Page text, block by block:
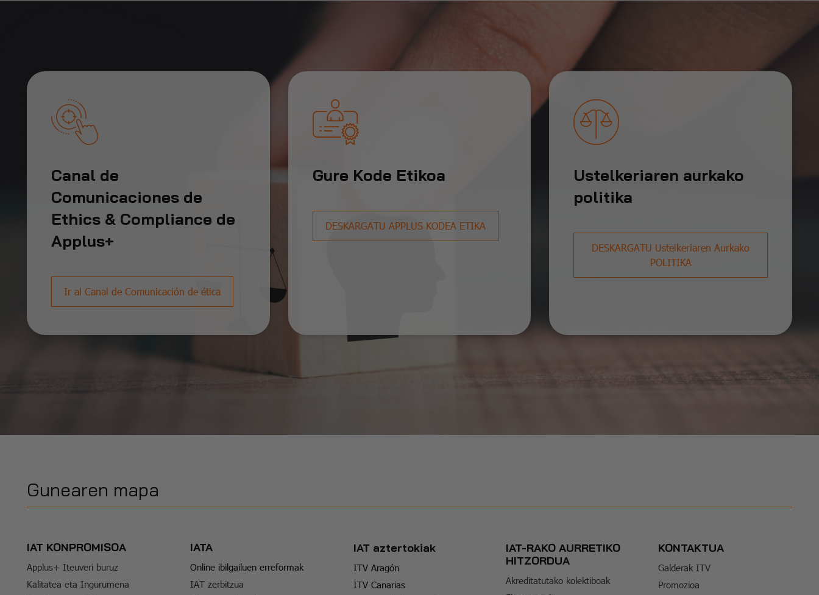
Canal de
Comunicaciones de
Ethics & Compliance de
Applus+
Ir al Canal de Comunicación de ética
Gure Kode Etikoa
DESKARGATU APPLUS KODEA ETIKA
Ustelkeriaren aurkako
politika
DESKARGATU Ustelkeriaren Aurkako
POLITIKA
Gunearen mapa
IAT KONPROMISOA
Applus+ Iteuveri buruz
Kalitatea eta Ingurumena
IATA
Online ibilgailuen erreformak
IAT zerbitzua
IAT aztertokiak
ITV Aragón
ITV Canarias
IAT-RAKO AURRETIKO
HITZORDUA
Akreditatutako kolektiboak
KONTAKTUA
Galderak ITV
Promozioa